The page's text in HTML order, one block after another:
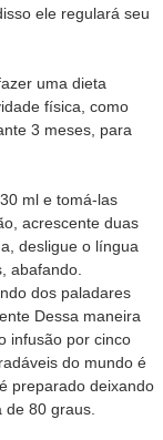
ele regulará seu
uma dieta
física, como
3 meses, para
ml e tomá-las
acrescente duas
desligue o língua
abafando.
dos paladares
Dessa maneira
infusão por cinco
do mundo é
preparado deixando
80 graus.